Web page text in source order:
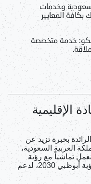
وخدمات
بكافة المعايير
: خدمة متخصصة
الإقليمية
بخبرة تزيد عن
العربية السعودية،
تماشياً مع رؤية
المملكة 2030، ورؤية عُمان 2040، ورؤية أبوظبي 2030، لدعم